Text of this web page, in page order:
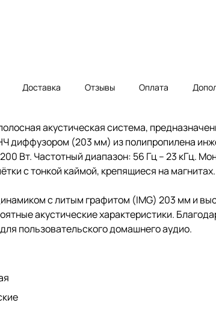
Доставка Отзывы Оплата
акустическая система,
диффузором (203 мм) из полипропилена
Вт. Частотный диапазон: 56 Гц – 23 кГц.
с тонкой каймой, крепящиеся на магнитах.
с литым графитом (IMG) 203 мм и
акустические характеристики.
пользовательского домашнего аудио.